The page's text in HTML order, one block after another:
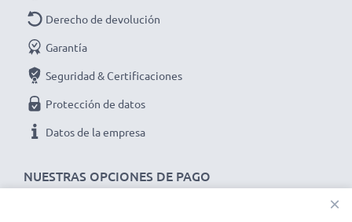
NUESTRAS OPCIONES DE PAGO
Derecho de devolución
Garantía
Seguridad & Certificaciones
Protección de datos
Datos de la empresa
×